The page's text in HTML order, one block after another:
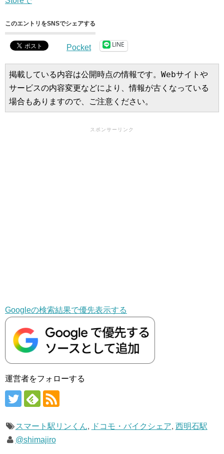
このエントリをSNSでシェアする
Pocket LINE
掲載している内容は公開時点の情報です。Webサイトや
サービスの内容変更などにより、情報が古くなっている
場合もありますので、ご注意ください。
スポンサーリンク
Googleの検索結果で優先表示する
運営者をフォローする
スマート駅リンくん, ドコモ・バイクシェア, 西明石駅
@shimajiro